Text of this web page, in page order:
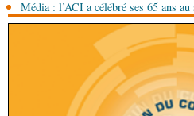
ÉconomieDeuxième
d’offrir à la nation des
Média : l’ACI a célébré ses 65 ans